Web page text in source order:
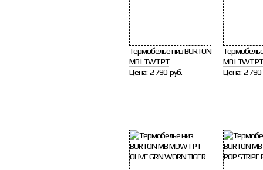
Термобелье низ BURTON
MB LTWT PT
Цена: 2 790 руб.
MB LTWT PT
Цена: 2 790